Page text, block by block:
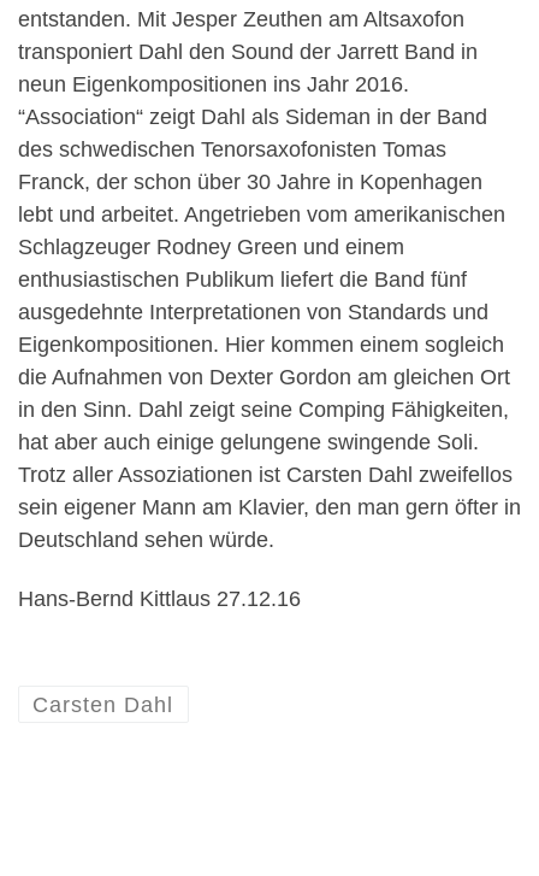
entstanden. Mit Jesper Zeuthen am Altsaxofon
transponiert Dahl den Sound der Jarrett Band in
neun Eigenkompositionen ins Jahr 2016.
“Association“ zeigt Dahl als Sideman in der Band
des schwedischen Tenorsaxofonisten Tomas
Franck, der schon über 30 Jahre in Kopenhagen
lebt und arbeitet. Angetrieben vom amerikanischen
Schlagzeuger Rodney Green und einem
enthusiastischen Publikum liefert die Band fünf
ausgedehnte Interpretationen von Standards und
Eigenkompositionen. Hier kommen einem sogleich
die Aufnahmen von Dexter Gordon am gleichen Ort
in den Sinn. Dahl zeigt seine Comping Fähigkeiten,
hat aber auch einige gelungene swingende Soli.
Trotz aller Assoziationen ist Carsten Dahl zweifellos
sein eigener Mann am Klavier, den man gern öfter in
Deutschland sehen würde.
Hans-Bernd Kittlaus 27.12.16
Carsten Dahl